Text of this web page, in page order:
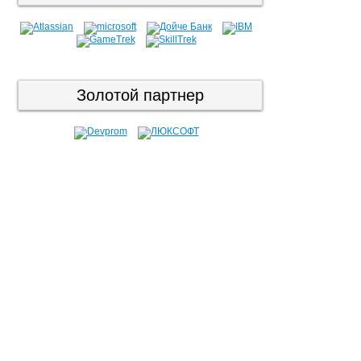
Золотой партнер